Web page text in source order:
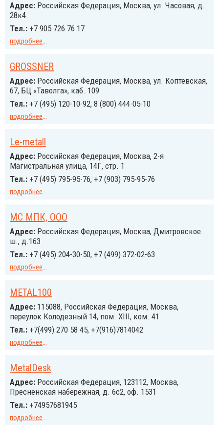
Адрес: Российcкая Федерация, Москва, ул. Часовая, д.
28к4
Тел.: +7 905 726 76 17
подробнее...
GROSSNER
Адрес: Российcкая Федерация, Москва, ул. Коптевская,
67, БЦ «Таволга», каб. 109
Тел.: +7 (495) 120-10-92, 8 (800) 444-05-10
подробнее...
Le-metall
Адрес: Российcкая Федерация, Москва, 2-я
Магистральная улица, 14Г, стр. 1
Тел.: +7 (495) 795-95-76, +7 (903) 795-95-76
подробнее...
MC МПК, ООО
Адрес: Российcкая Федерация, Москва, Дмитровское
ш., д.163
Тел.: +7 (495) 204-30-50, +7 (499) 372-02-63
подробнее...
METAL100
Адрес: 115088, Российcкая Федерация, Москва,
переулок Колодезный 14, пом. XIII, ком. 41
Тел.: +7(499) 270 58 45, +7(916)7814042
подробнее...
MetalDesk
Адрес: Российcкая Федерация, 123112, Москва,
Пресненская набережная, д. 6с2, оф. 1531
Тел.: +74957681945
подробнее...